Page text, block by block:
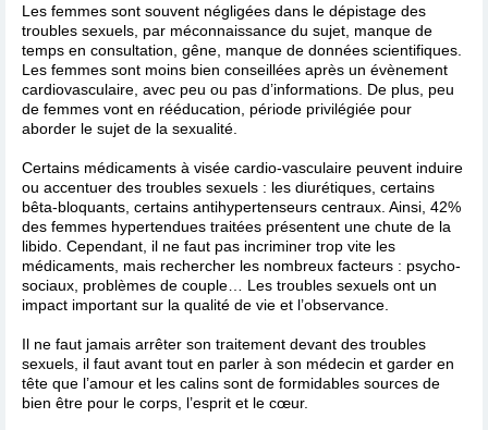
Les femmes sont souvent négligées dans le dépistage des
troubles sexuels, par méconnaissance du sujet, manque de
temps en consultation, gêne, manque de données scientifiques.
Les femmes sont moins bien conseillées après un évènement
cardiovasculaire, avec peu ou pas d’informations. De plus, peu
de femmes vont en rééducation, période privilégiée pour
aborder le sujet de la sexualité.
Certains médicaments à visée cardio-vasculaire peuvent induire
ou accentuer des troubles sexuels : les diurétiques, certains
bêta-bloquants, certains antihypertenseurs centraux. Ainsi, 42%
des femmes hypertendues traitées présentent une chute de la
libido. Cependant, il ne faut pas incriminer trop vite les
médicaments, mais rechercher les nombreux facteurs : psycho-
sociaux, problèmes de couple… Les troubles sexuels ont un
impact important sur la qualité de vie et l’observance.
Il ne faut jamais arrêter son traitement devant des troubles
sexuels, il faut avant tout en parler à son médecin et garder en
tête que l’amour et les calins sont de formidables sources de
bien être pour le corps, l’esprit et le cœur.